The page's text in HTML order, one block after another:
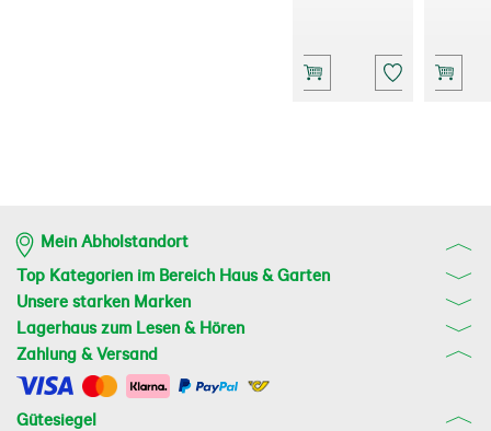
Mein Abholstandort
Top Kategorien im Bereich Haus & Garten
Unsere starken Marken
Lagerhaus zum Lesen & Hören
Zahlung & Versand
Gütesiegel